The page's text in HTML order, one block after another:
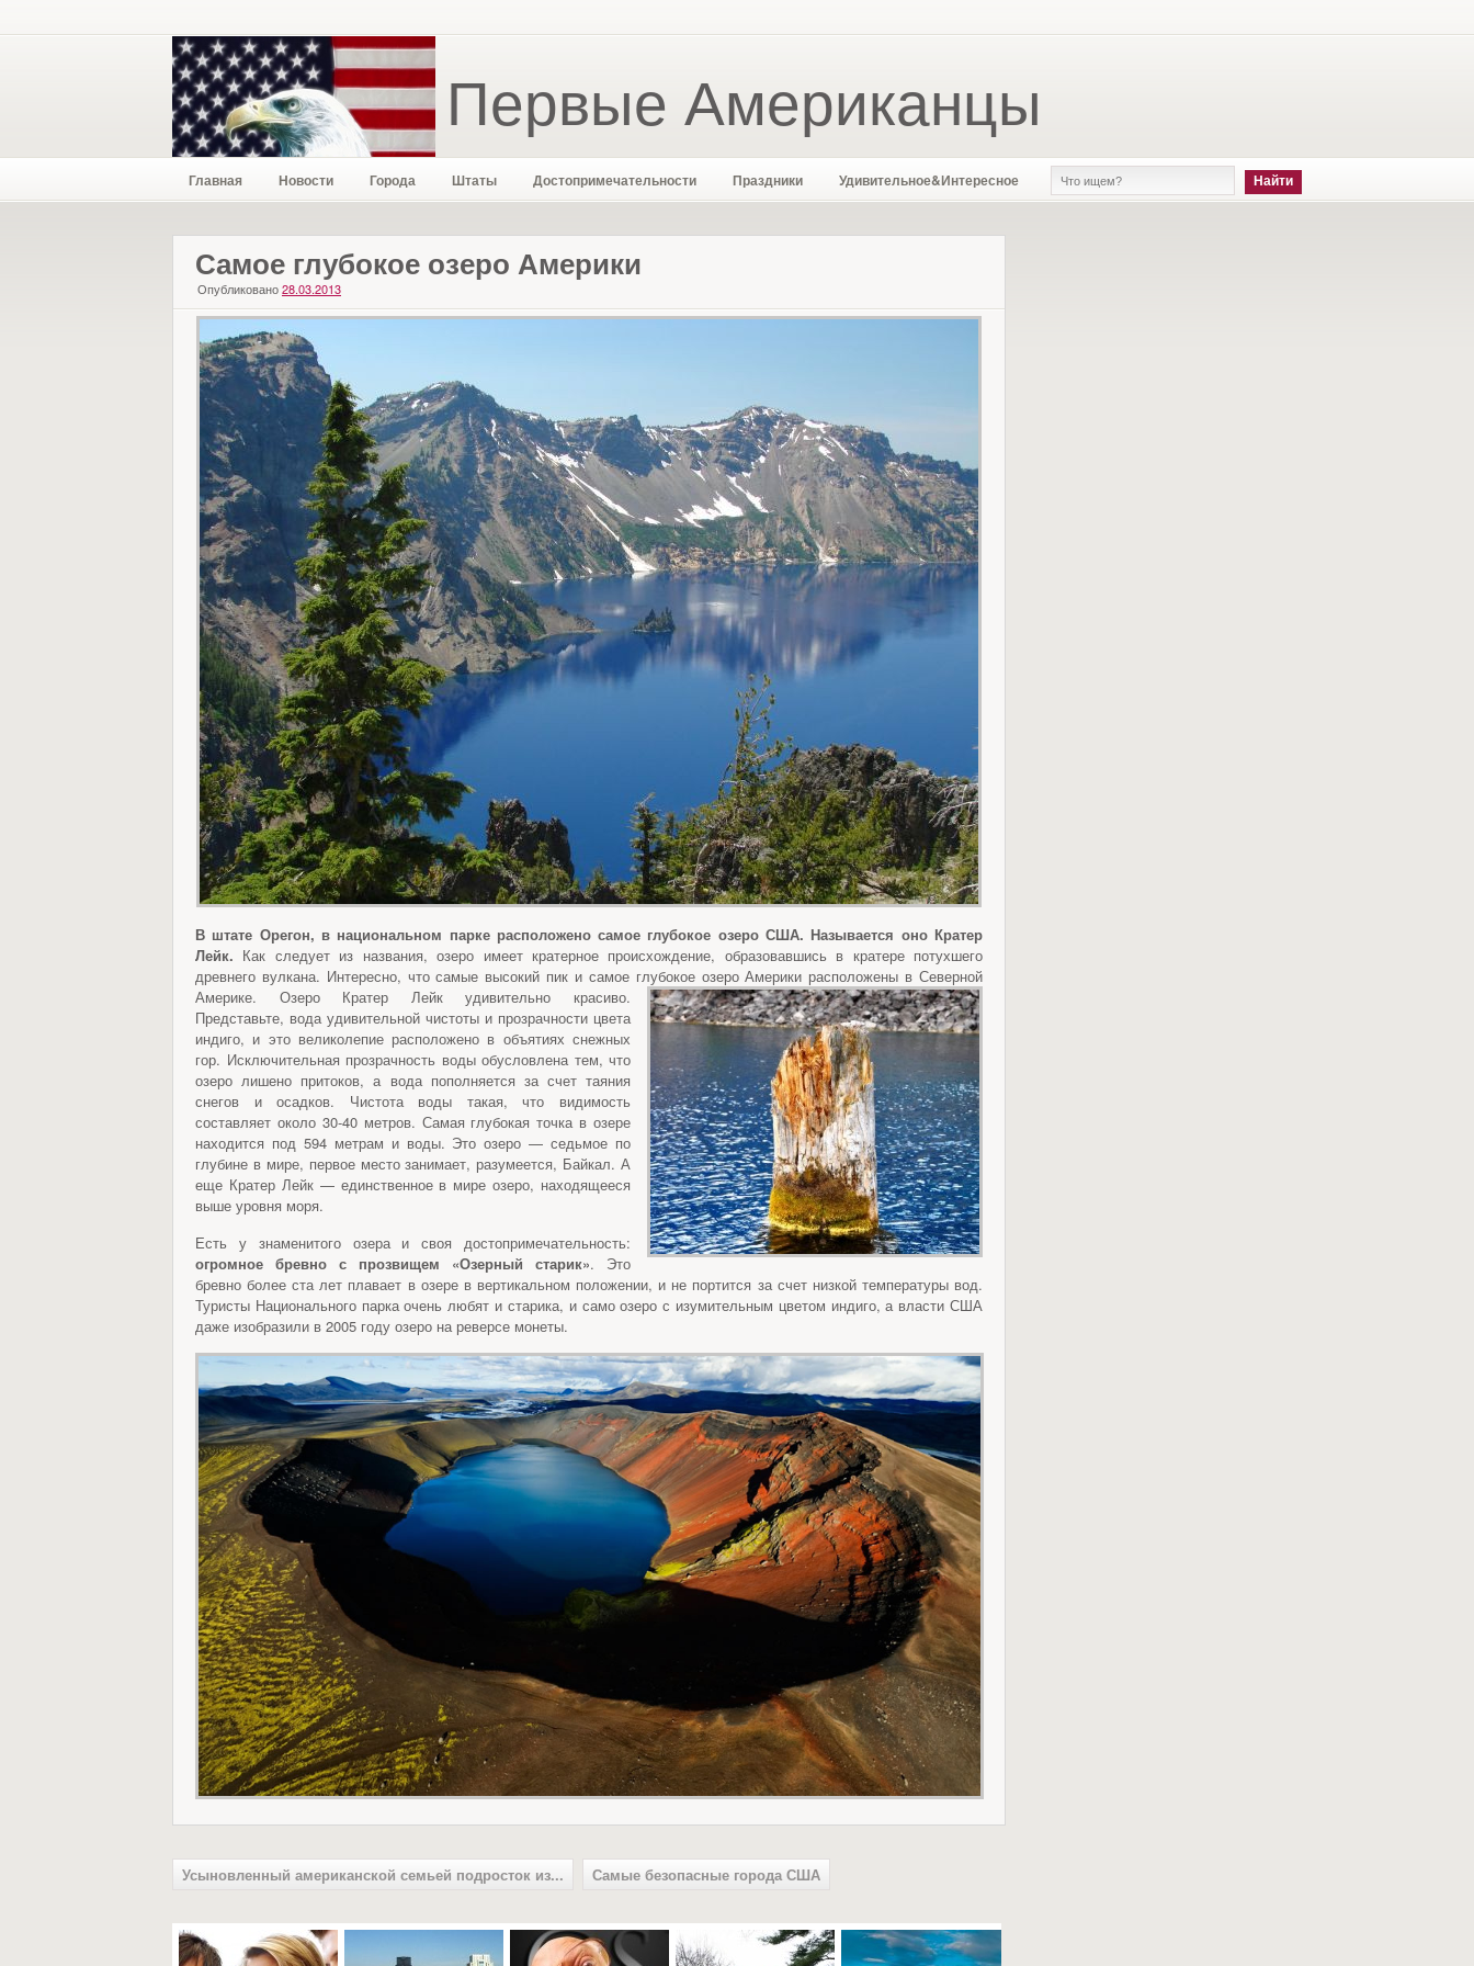
Первые Американцы
Главная Новости Города Штаты Достопримечательности Праздники Удивительное&Интересное
Самое глубокое озеро Америки
Опубликовано28.03.2013
В штате Орегон, в национальном парке расположено самое глубокое озеро США. Называется оно Кратер
Лейк. Как следует из названия, озеро имеет кратерное происхождение, образовавшись в кратере потухшего
древнего вулкана. Интересно, что самые высокий пик и самое глубокое озеро Америки расположены в Северной
Америке. Озеро Кратер Лейк удивительно красиво.
Представьте, вода удивительной чистоты и прозрачности цвета
индиго, и это великолепие расположено в объятиях снежных
гор. Исключительная прозрачность воды обусловлена тем, что
озеро лишено притоков, а вода пополняется за счет таяния
снегов и осадков. Чистота воды такая, что видимость
составляет около 30-40 метров. Самая глубокая точка в озере
находится под 594 метрам и воды. Это озеро — седьмое по
глубине в мире, первое место занимает, разумеется, Байкал. А
еще Кратер Лейк — единственное в мире озеро, находящееся
выше уровня моря.
Есть у знаменитого озера и своя достопримечательность:
огромное бревно с прозвищем «Озерный старик». Это
бревно более ста лет плавает в озере в вертикальном положении, и не портится за счет низкой температуры вод.
Туристы Национального парка очень любят и старика, и само озеро с изумительным цветом индиго, а власти США
даже изобразили в 2005 году озеро на реверсе монеты.
Усыновленный американской семьей подросток из... Самые безопасные города США